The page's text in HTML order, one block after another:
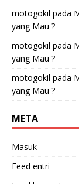
motogokil pada
yang Mau ?
motogokil pada
yang Mau ?
motogokil pada
yang Mau ?
META
Masuk
Feed entri